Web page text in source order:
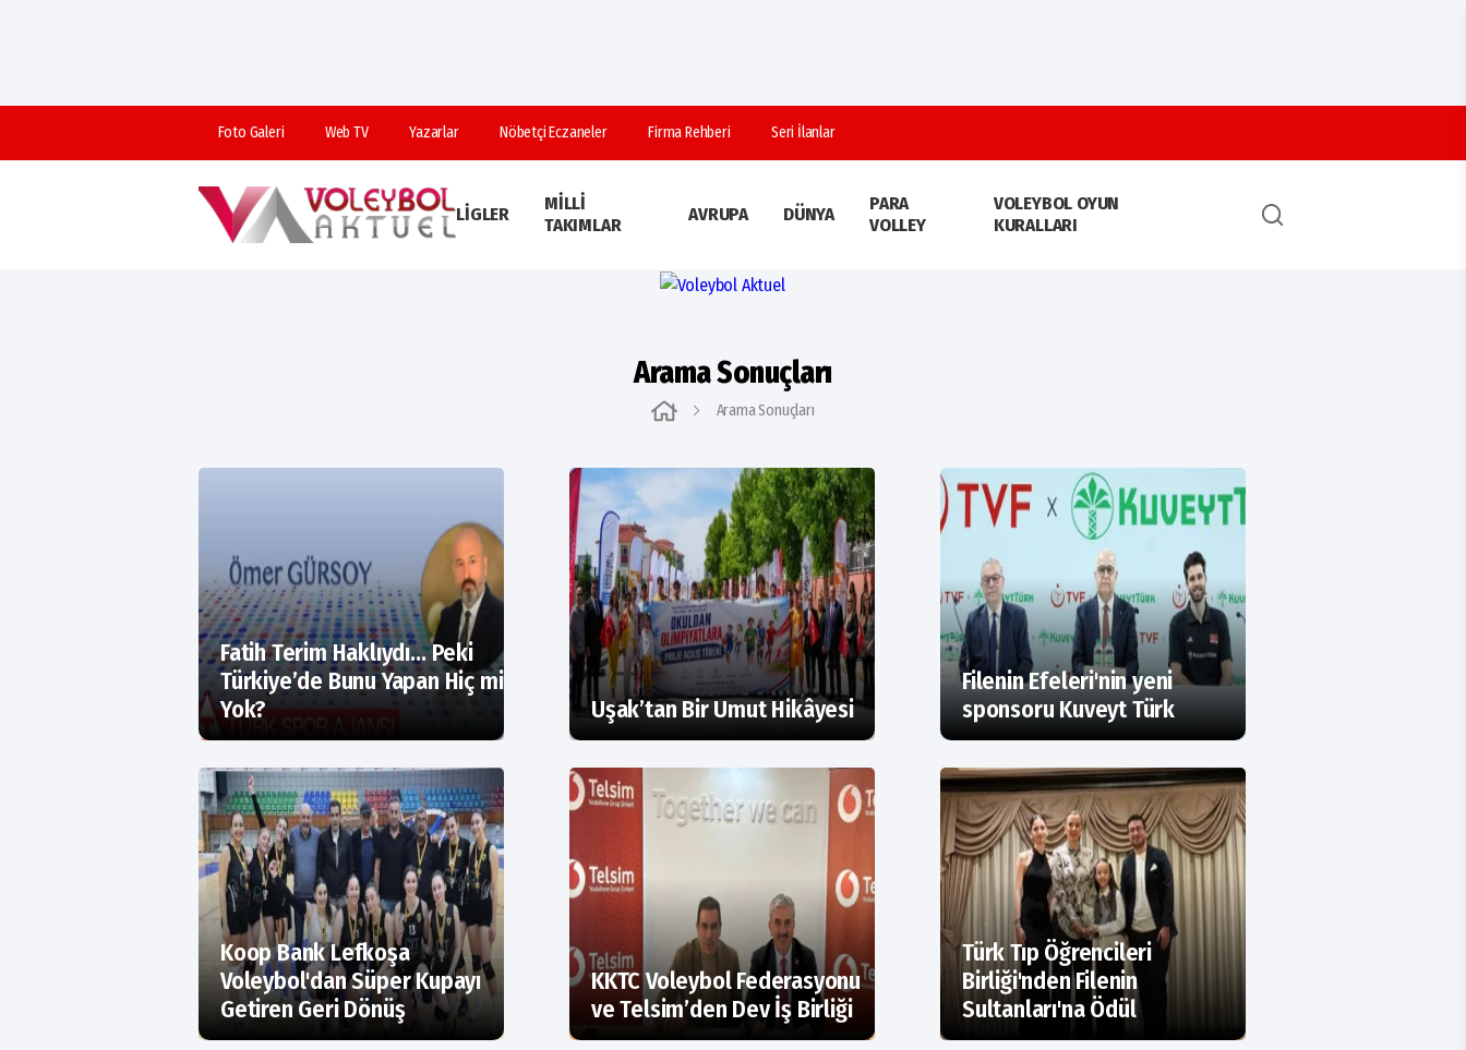
Foto Galeri Web TV Yazarlar Nöbetçi Eczaneler Firma Rehberi Seri İlanlar
LIGLER
MILLI
TAKIMLAR
AVRUPA DÜNYA
PARA
VOLLEY
VOLEYBOL OYUN
KURALLARI
Arama Sonuçları
Arama Sonuçları
Fatih Terim Haklıydı… Peki
Türkiye’de Bunu Yapan Hiç mi
Yok?
Uşak’tan Bir Umut Hikâyesi
Filenin Efeleri'nin yeni
sponsoru Kuveyt Türk
Koop Bank Lefkoşa
Voleybol'dan Süper Kupayı
Getiren Geri Dönüş
KKTC Voleybol Federasyonu
ve Telsim’den Dev İş Birliği
Türk Tıp Öğrencileri
Birliği'nden Filenin
Sultanları'na Ödül